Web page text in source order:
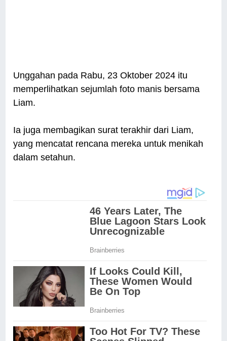
Unggahan pada Rabu, 23 Oktober 2024 itu
memperlihatkan sejumlah foto manis bersama
Liam.
Ia juga membagikan surat terakhir dari Liam,
yang mencatat rencana mereka untuk menikah
dalam setahun.